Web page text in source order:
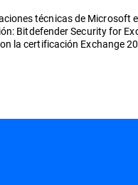
técnicas de
Bitdefender Security for
la certificación Exchange